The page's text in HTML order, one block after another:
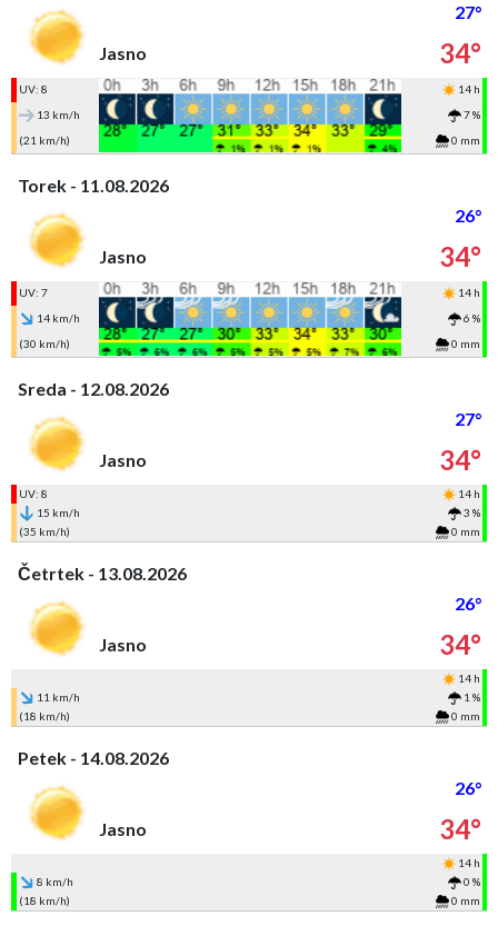
27°
Jasno
34°
UV: 8
14 h
13 km/h
7 %
(21 km/h)
0 mm
Torek - 11.08.2026
26°
Jasno
34°
UV: 7
14 h
14 km/h
6 %
(30 km/h)
0 mm
Sreda - 12.08.2026
27°
Jasno
34°
UV: 8
14 h
15 km/h
3 %
(35 km/h)
0 mm
Četrtek - 13.08.2026
26°
Jasno
34°
14 h
11 km/h
1 %
(18 km/h)
0 mm
Petek - 14.08.2026
26°
Jasno
34°
14 h
8 km/h
0 %
(18 km/h)
0 mm